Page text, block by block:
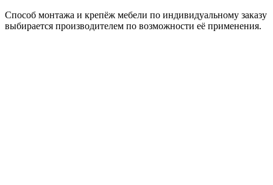
Способ монтажа и крепёж мебели по индивидуальному заказу
выбирается производителем по возможности её применения.